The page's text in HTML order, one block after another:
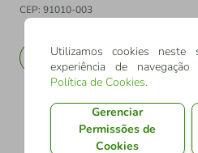
CEP: 91010-003
EN
Utilizamos cookies
experiência de
Política de Cookies.
Gerenciar
Permissões de
Cookies